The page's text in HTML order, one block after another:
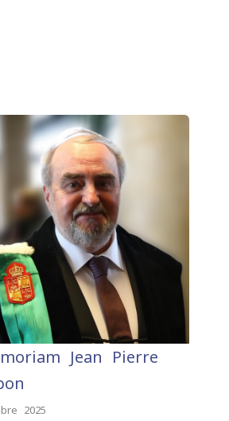
Jean-Pierre
2025